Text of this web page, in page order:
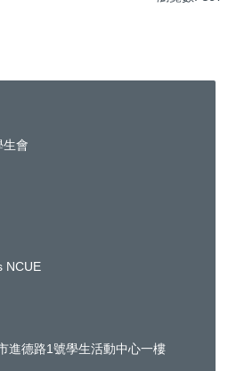
生會
進德路1號學生活動中心一樓